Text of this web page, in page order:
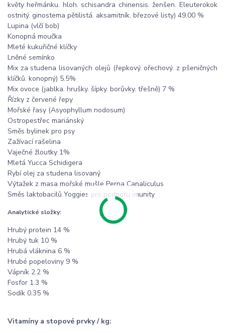
květy heřmánku. hloh. schisandra chinensis. ženšen. Eleuterokok
ostnitý. ginostema pětilistá. aksamitník. březové listy) 49.00 %
Lupina (vlčí bob)
Konopná moučka
Mleté kukuřičné klíčky
Lněné semínko
Mix za studena lisovaných olejů (řepkový. ořechový. z pšeničných
klíčků. konopný) 5.5%
Mix ovoce (jablka. hrušky. šípky. borůvky. třešně) 7 %
Řízky z červené řepy
Mořské řasy (Asyophyllum nodosum)
Ostropestřec mariánský
Směs bylinek pro psy
Zažívací rašelina
Vaječné žloutky 1%
Mletá Yucca Schidigera
Rybí olej za studena lisovaný
Výtažek z masa mořské mušle Perna Canaliculus
Směs laktobacilů Yoggies pro podporu imunity
Analytické složky:
Hrubý protein 14 %
Hrubý tuk 10 %
Hrubá vláknina 6 %
Hrubé popeloviny 9 %
Vápník 2.2 %
Fosfor 1.3 %
Sodík 0.35 %
Vitamíny a stopové prvky / kg: